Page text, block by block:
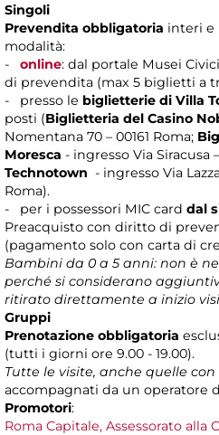
Singoli
Prevendita obbligatoria interi e
modalità:
- online: dal portale Musei
di prevendita (max 5 biglietti a
- presso le biglietterie di Villa
posti (Biglietteria del Casino
Nomentana 70 – 00161 Roma;
Moresca - ingresso Via Siracusa
Technotown - ingresso Via
Roma).
- per i possessori MIC card dal
Preacquisto con diritto di
(pagamento solo con carta di
Bambini da 0 a 5 anni: non è
perché si considerano
ritirato direttamente a inizio
Gruppi
Prenotazione obbligatoria
(tutti i giorni ore 9.00 - 19.00).
Tutte le visite, anche quelle
accompagnati da un operatore
Promotori:
Roma Capitale, Assessorato alla